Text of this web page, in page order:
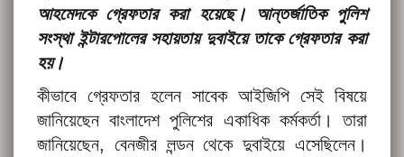
আহমেদকে গ্রেফতার করা হয়েছে। আন্তর্জাতিক পুলিশ
সংস্থা ইন্টারপোলের সহায়তায় দুবাইয়ে তাকে গ্রেফতার করা
হয়।
কীভাবে গ্রেফতার হলেন সাবেক আইজিপি সেই বিষয়ে
জানিয়েছেন বাংলাদেশ পুলিশের একাধিক কর্মকর্তা। তারা
জানিয়েছেন, বেনজীর লন্ডন থেকে দুবাইয়ে এসেছিলেন।